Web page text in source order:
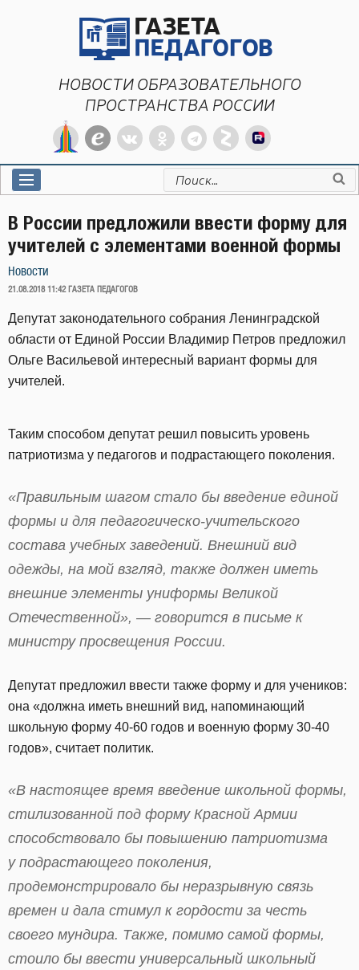
НОВОСТИ ОБРАЗОВАТЕЛЬНОГО
ПРОСТРАНСТВА РОССИИ
Искать:
В России предложили ввести форму для
учителей с элементами военной формы
Новости
ОПУБЛИКОВАНО
21.08.2018 11:42 ГАЗЕТА ПЕДАГОГОВ
Депутат законодательного собрания Ленинградской
области от Единой России Владимир Петров предложил
Ольге Васильевой интересный вариант формы для
учителей.
Таким способом депутат решил повысить уровень
патриотизма у педагогов и подрастающего поколения.
«Правильным шагом стало бы введение единой
формы и для педагогическо-учительского
состава учебных заведений. Внешний вид
одежды, на мой взгляд, также должен иметь
внешние элементы униформы Великой
Отечественной», — говорится в письме к
министру просвещения России.
Депутат предложил ввести также форму и для учеников:
она «должна иметь внешний вид, напоминающий
школьную форму 40-60 годов и военную форму 30-40
годов», считает политик.
«В настоящее время введение школьной формы,
стилизованной под форму Красной Армии
способствовало бы повышению патриотизма
у подрастающего поколения,
продемонстрировало бы неразрывную связь
времен и дала стимул к гордости за честь
своего мундира. Также, помимо самой формы,
стоило бы ввести универсальный школьный